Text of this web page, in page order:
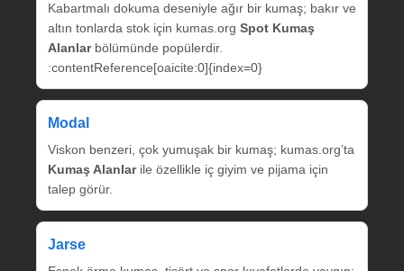
Kabartmalı dokuma deseniyle ağır bir kumaş; bakır ve
altın tonlarda stok için kumas.org Spot Kumaş
Alanlarbölümünde popülerdir.
:contentReference[oaicite:0]{index=0}
Modal
Viskon benzeri, çok yumuşak bir kumaş; kumas.org’ta
Kumaş Alanlarile özellikle iç giyim ve pijama için
talep görür.
Jarse